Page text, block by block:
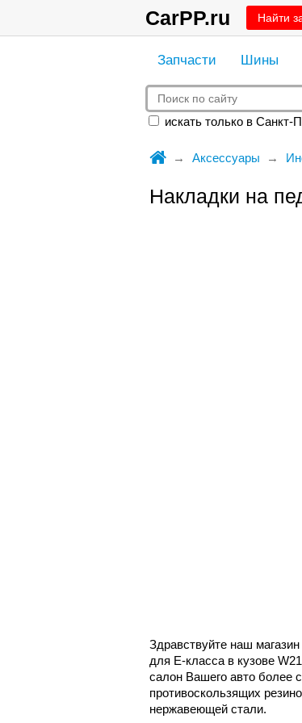
CarPP.ru Найти
Запчасти Шины
искать только в Санкт-
Аксессуары
Накладки на
Здравствуйте наш
для E-класса в кузове
салон Вашего авто более
противоскользящих
нержавеющей стали.